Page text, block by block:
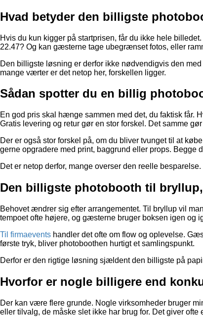
Hvad betyder den billigste
Hvis du kun kigger på startprisen, får du ikke hele
22.47? Og kan gæsterne tage ubegrænset fotos, eller
Den billigste løsning er derfor ikke nødvendigvis den
mange værter er det netop her, forskellen ligger.
Sådan spotter du en billig
En god pris skal hænge sammen med det, du faktisk får.
Gratis levering og retur gør en stor forskel. Det samme
Der er også stor forskel på, om du bliver tvunget til at
gerne opgradere med print, baggrund eller props.
Det er netop derfor, mange overser den reelle
Den billigste photobooth til
Behovet ændrer sig efter arrangementet. Til bryllup vil
tempoet ofte højere, og gæsterne bruger boksen igen og
Til firmaevents handler det ofte om flow og oplevelse.
første tryk, bliver photoboothen hurtigt et samlingspunkt.
Derfor er den rigtige løsning sjældent den billigste på
Hvorfor er nogle billigere end
Der kan være flere grunde. Nogle virksomheder bruger
eller tilvalg, de måske slet ikke har brug for. Det giver